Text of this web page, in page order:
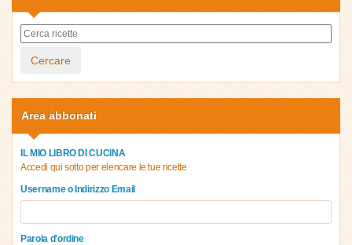
Cercare
Area abbonati
IL MIO LIBRO DI CUCINA
Accedi qui sotto per elencare le tue ricette
Username o Indirizzo Email
Parola d'ordine